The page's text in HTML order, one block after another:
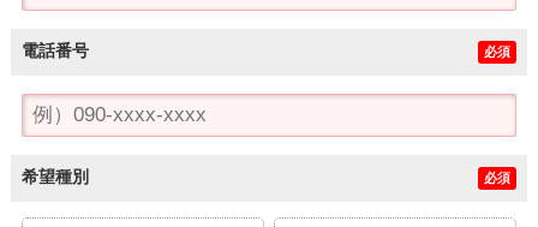
電話番号 必須
希望種別 必須